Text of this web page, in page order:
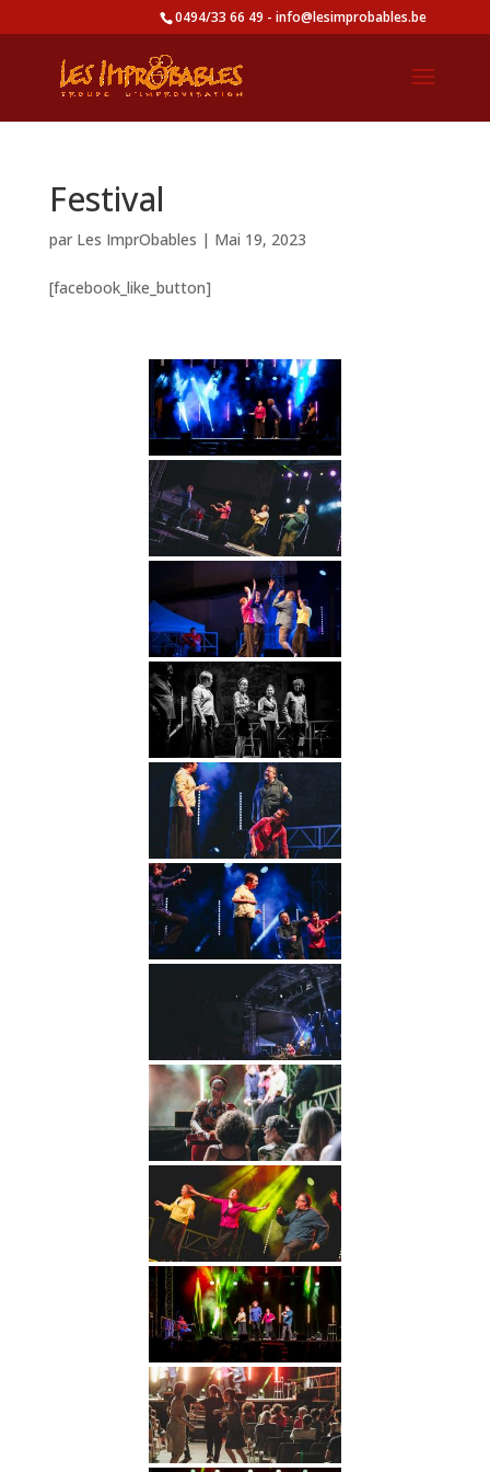
0494/33 66 49 - info@lesimprobables.be
Festival
par Les ImprObables | Mai 19, 2023
[facebook_like_button]